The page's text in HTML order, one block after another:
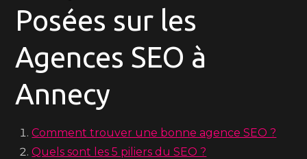
Posées sur les
Agences SEO à
Annecy
Comment trouver une bonne agence SEO ?
Quels sont les 5 piliers du SEO ?